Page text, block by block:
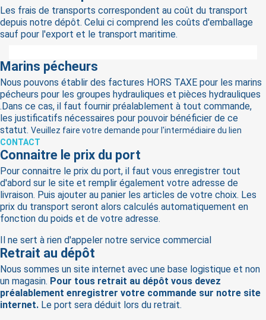
Les frais de transports correspondent au coût du transport
depuis notre dépôt. Celui ci comprend les coûts d'emballage
sauf pour l'export et le transport maritime.
Marins pécheurs
Nous pouvons établir des factures HORS TAXE pour les marins
pécheurs pour les groupes hydrauliques et pièces hydrauliques
.Dans ce cas, il faut fournir préalablement à tout commande,
les justificatifs nécessaires pour pouvoir bénéficier de ce
statut. Veuillez faire votre demande pour l'intermédiaire du lien
CONTACT
Connaitre le prix du port
Pour connaitre le prix du port, il faut vous enregistrer tout
d'abord sur le site et remplir également votre adresse de
livraison. Puis ajouter au panier les articles de votre choix. Les
prix du transport seront alors calculés automatiquement en
fonction du poids et de votre adresse.
Il ne sert à rien d'appeler notre service commercial
Retrait au dépôt
Nous sommes un site internet avec une base logistique et non
un magasin. Pour tous retrait au dépôt vous devez
préalablement enregistrer votre commande sur notre site
internet. Le port sera déduit lors du retrait.